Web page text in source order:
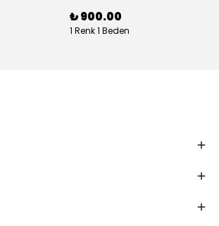
₺ 900.00
1 Renk 1 Beden